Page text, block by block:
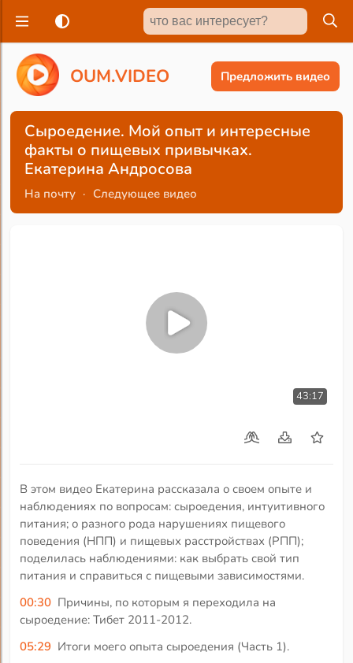
OUM.VIDEO Предложить видео
Сыроедение. Мой опыт и интересные
факты о пищевых привычках.
Екатерина Андросова
На почту · Следующее видео
43:17
В этом видео Екатерина рассказала о своем опыте и
наблюдениях по вопросам: сыроедения, интуитивного
питания; о разного рода нарушениях пищевого
поведения (НПП) и пищевых расстройствах (РПП);
поделилась наблюдениями: как выбрать свой тип
питания и справиться с пищевыми зависимостями.
00:30 Причины, по которым я переходила на
сыроедение: Тибет 2011-2012.
05:29 Итоги моего опыта сыроедения (Часть 1).